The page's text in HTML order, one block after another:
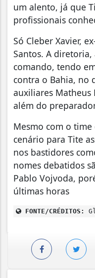
um alento, já que
profissionais
Só Cleber Xavier,
Santos. A
comando, tendo
contra o Bahia, no
auxiliares Matheus
além do
Mesmo com o
cenário para Tite
nos bastidores
nomes debatidos
Pablo Vojvoda,
últimas horas
FONTE/CRÉDITOS: